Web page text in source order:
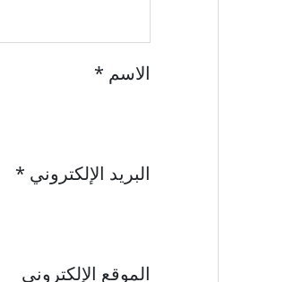
الاسم *
البريد الإلكتروني *
الموقع الإلكتروني